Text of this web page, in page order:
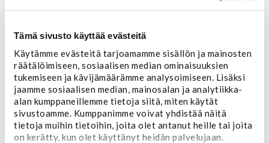
Tämä sivusto käyttää evästeitä
Käytämme evästeitä tarjoamamme sisällön ja mainosten
räätälöimiseen, sosiaalisen median ominaisuuksien
tukemiseen ja kävijämäärämme analysoimiseen. Lisäksi
jaamme sosiaalisen median, mainosalan ja analytiikka-
alan kumppaneillemme tietoja siitä, miten käytät
sivustoamme. Kumppanimme voivat yhdistää näitä
tietoja muihin tietoihin, joita olet antanut heille tai joita
on kerätty, kun olet käyttänyt heidän palvelujaan.
Chevrolet
Dodge
Ford
Hummer
Jeep
Yleismalliset
Lokasuojanlevikkeet ja helman osat
Maskit
Chrysler
Ford